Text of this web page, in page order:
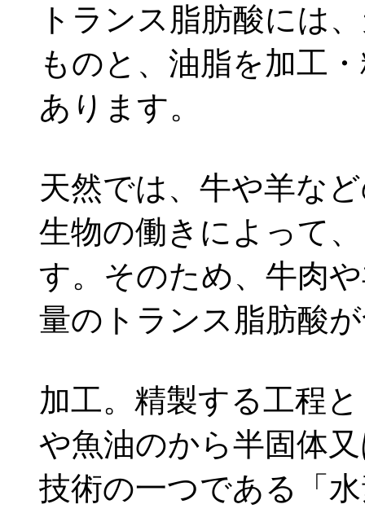
トランス脂肪酸には
ものと、油脂を加工
あります。
天然では、 牛や羊な
生物の働きによって
す。そのため、 牛肉
量のトランス脂肪酸
加工。精製する工程
や魚油のから半固体
技術の一つである「